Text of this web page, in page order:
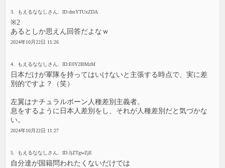
3. もえるななしさん. ID:dmYTUxZDA
※2
あるとしか思えん回答だよなｗ
2024年10月22日 11:26
4. もえるななしさん. ID:E0Y2I0MzM
日本だけが軍隊を持ってはいけないと主張する時点で、実に差
別的ですよ？（笑）
左翼はナチュラルボーン人種差別主義者。
息をするように日本人差別をし、それが人種差別だと気づかな
い。
2024年10月22日 11:27
5. もえるななしさん. ID:JjZTgwZjE
自分達が国籍問われたくないだけでは